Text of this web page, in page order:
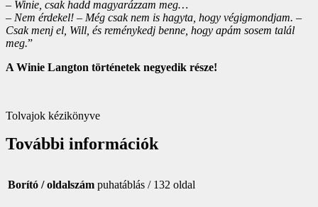
– Winie, csak hadd magyarázzam meg…
– Nem érdekel! – Még csak nem is hagyta, hogy végigmondjam. –
Csak menj el, Will, és reménykedj benne, hogy apám sosem talál
meg.”
A Winie Langton történetek negyedik része!
Tolvajok kézikönyve
További információk
Borító / oldalszám puhatáblás / 132 oldal